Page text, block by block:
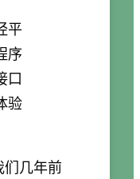
平
序
口
验
几年前